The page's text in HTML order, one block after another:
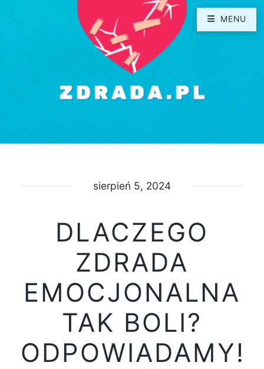
sierpień 5, 2024
DLACZEGO
ZDRADA
EMOCJONALNA
TAK BOLI?
ODPOWIADAMY!
MENU